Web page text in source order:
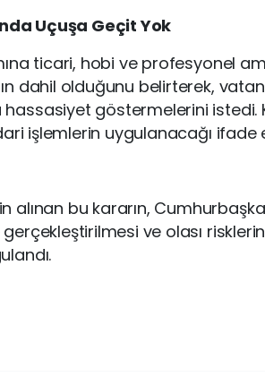
Uçuşa Geçit Yok
ticari, hobi ve profesyonel
dahil olduğunu belirterek,
göstermelerini istedi.
işlemlerin uygulanacağı ifade
bu kararın,
ve olası